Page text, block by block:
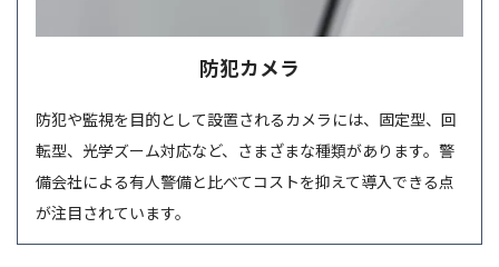
防犯カメラ
防犯や監視を目的として設置されるカメラには、固定型、回
転型、光学ズーム対応など、さまざまな種類があります。警
備会社による有人警備と比べてコストを抑えて導入できる点
が注目されています。